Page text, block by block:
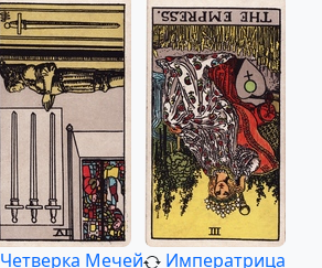
Четверка Мечей Императрица